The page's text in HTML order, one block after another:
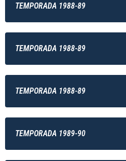
TEMPORADA 1988-89
TEMPORADA 1988-89
TEMPORADA 1988-89
TEMPORADA 1989-90